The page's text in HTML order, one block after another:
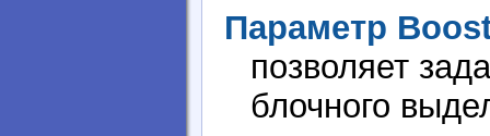
Параметр
позволяет
блочного